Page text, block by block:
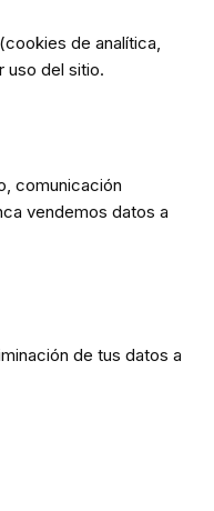
de analítica,
uso del sitio.
comunicación
vendemos datos a
de tus datos a